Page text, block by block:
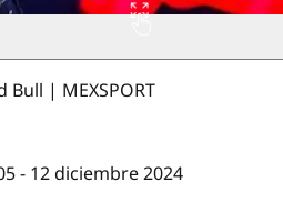
Bull | MEXSPORT
- 12 diciembre 2024